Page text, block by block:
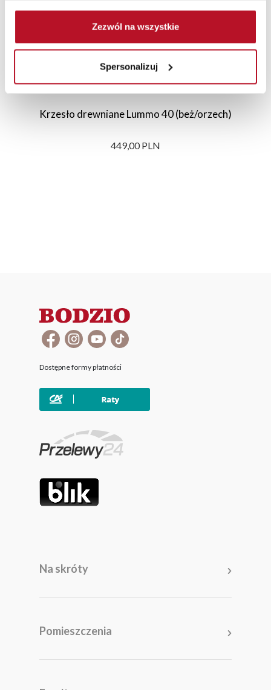
Zezwól na wszystkie
Spersonalizuj
Krzesło drewniane Lummo 40 (beż/orzech)
449,00 PLN
Dostępne formy płatności
Na skróty
Pomieszczenia